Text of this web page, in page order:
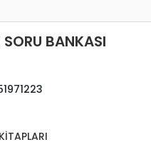
SORU BANKASI